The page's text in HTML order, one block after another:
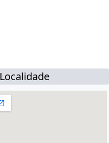
Localidade